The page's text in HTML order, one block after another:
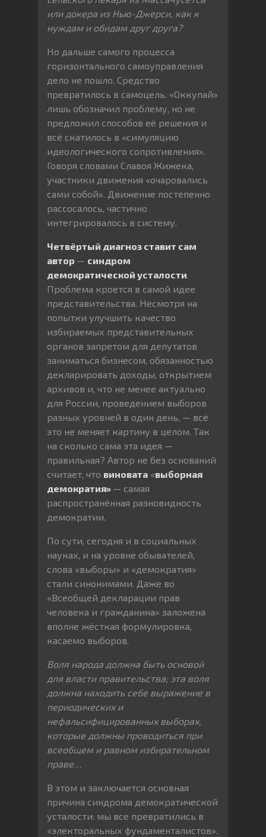
или докера из Нью-Джерси, как к
нуждам и обидам друг друга?
Но дальше самого процесса
горизонтального самоуправления
дело не пошло. Средство
превратилось в самоцель. «Оккупай»
лишь обозначил проблему, но не
предложил способов её решения и
всё скатилось в «симуляцию
идеологического сопротивления».
Говоря словами Славоя Жижека,
участники движения «очаровались
сами собой». Движение постепенно
рассосалось, частично
интегрировалось в систему.
Четвёртый диагноз ставит сам
автор — синдром
демократической усталости.
Проблема кроется в самой идее
представительства. Несмотря на
попытки улучшить качество
избираемых представительных
органов запретом для депутатов
заниматься бизнесом, обязанностью
декларировать доходы, открытием
архивов и, что не менее актуально
для России, проведением выборов
разных уровней в один день, — всё
это не меняет картину в целом. Так
на сколько сама эта идея —
правильная? Автор не без оснований
считает, что виновата «выборная
демократия» — самая
распространённая разновидность
демократии.
По сути, сегодня и в социальных
науках, и на уровне обывателей,
слова «выборы» и «демократия»
стали синонимами. Даже во
«Всеобщей декларации прав
человека и гражданина» заложена
вполне жёсткая формулировка,
касаемо выборов.
Воля народа должна быть основой
для власти правительства; эта воля
должна находить себе выражение в
периодических и
нефальсифицированных выборах,
которые должны проводиться при
всеобщем и равном избирательном
праве…
В этом и заключается основная
причина синдрома демократической
усталости: мы все превратились в
«электоральных фундаменталистов».